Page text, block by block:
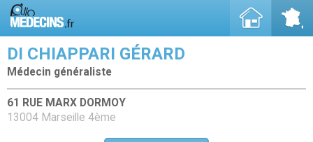
DI CHIAPPARI GÉRARD
Médecin généraliste
61 RUE MARX DORMOY
13004 Marseille 4ème